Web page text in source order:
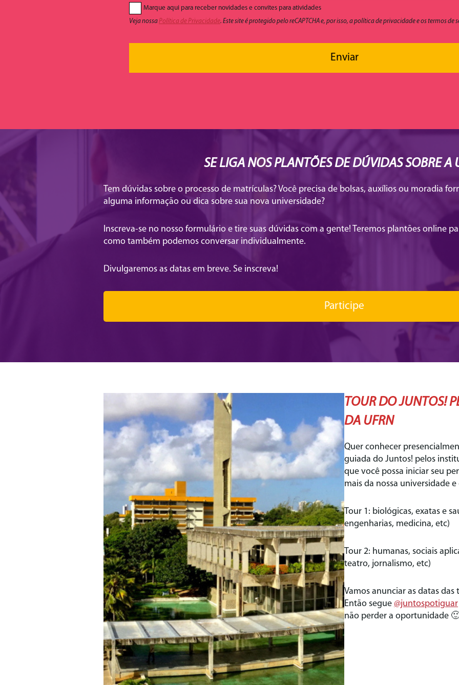
Marque aqui para receber novidades e convites para atividades
Veja nossaPolítica de Privacidade. Este site é protegido pelo reCAPTCHA e, por isso, a política de privacidade e os termos
Enviar
SE LIGA NOS PLANTÕES DE DÚVIDAS SOBRE A
Tem dúvidas sobre o processo de matrículas? Você precisa de bolsas, auxílios ou moradia
alguma informação ou dica sobre sua nova universidade?
Inscreva-se no nosso formulário e tire suas dúvidas com a gente! Teremos plantões online
como também podemos conversar individualmente.
Divulgaremos as datas em breve. Se inscreva!
Participe
TOUR DO JUNTOS!
DA UFRN
Quer conhecer
guiada do Juntos! pelos
que você possa iniciar seu
mais da nossa universidade
Tour 1: biológicas, exatas e
engenharias, medicina, etc)
Tour 2: humanas, sociais
teatro, jornalismo, etc)
Vamos anunciar as datas das
Então segue @juntospotiguar
não perder a oportunidade